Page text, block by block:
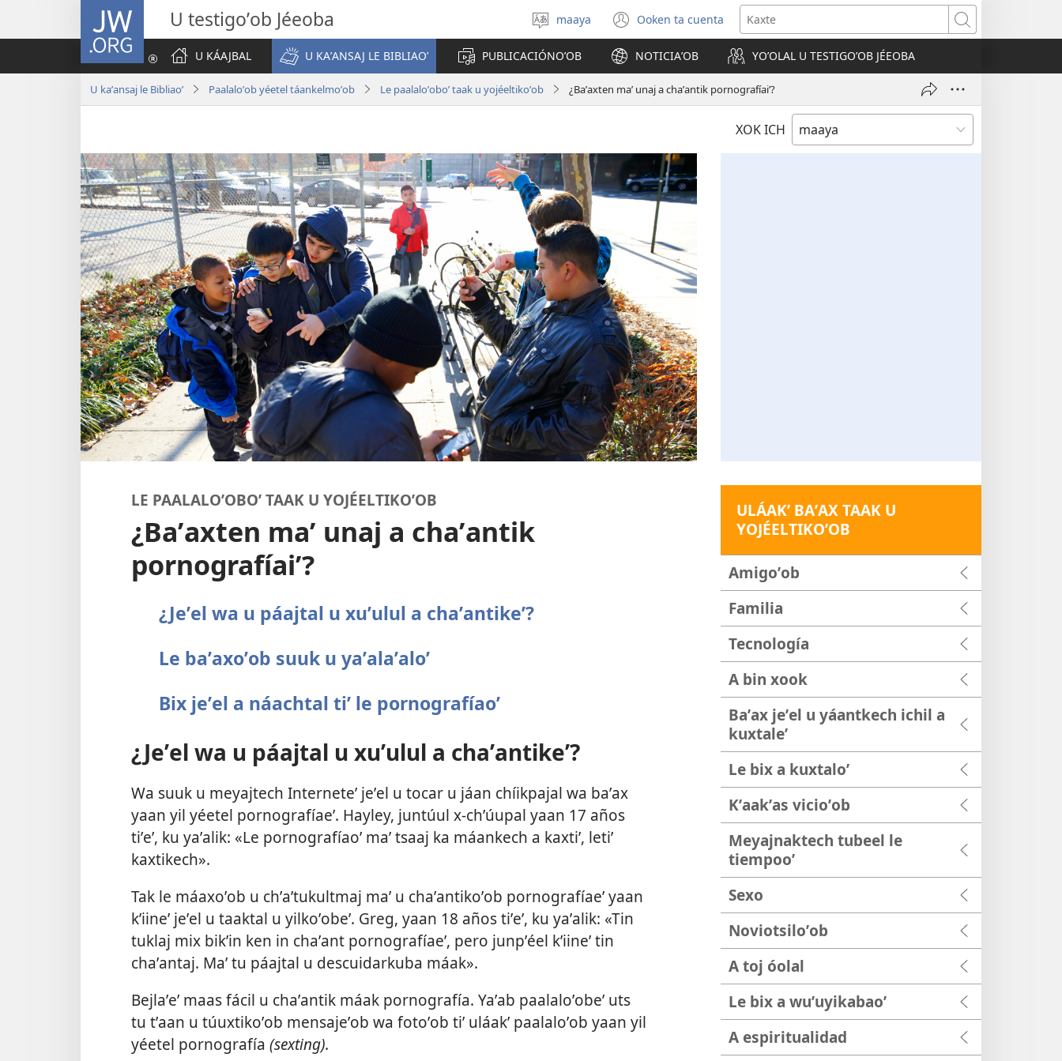
JW.ORG U testigoʼob Jéeoba
Yéey
u
idiomail
maaya Ooken ta cuenta
(opens
new
window)
Kaxte
U KÁAJBAL
U KAʼANSAJ LE BIBLIAOʼ PUBLICACIÓNOʼOB NOTICIAʼOB YOʼOLAL U TESTIGOʼOB JÉEOBA
U kaʼansaj le Bibliaoʼ Paalaloʼob yéetel táankelmoʼob Le paalaloʼoboʼ taak u yojéeltikoʼob ¿Baʼaxten maʼ unaj a chaʼantik pornografíaiʼ?
XOK ICH
LE PAALALOʼOBOʼ TAAK U YOJÉELTIKOʼOB
¿Baʼaxten maʼ unaj a chaʼantik
pornografíaiʼ?
¿Jeʼel wa u páajtal u xuʼulul a chaʼantikeʼ?
Le baʼaxoʼob suuk u yaʼalaʼaloʼ
Bix jeʼel a náachtal tiʼ le pornografíaoʼ
¿Jeʼel wa u páajtal u xuʼulul a chaʼantikeʼ?
Wa suuk u meyajtech Interneteʼ jeʼel u tocar u jáan chíikpajal wa baʼax
yaan yil yéetel pornografíaeʼ. Hayley, juntúul x-chʼúupal yaan 17 años
tiʼeʼ, ku yaʼalik: «Le pornografíaoʼ maʼ tsaaj ka máankech a kaxtiʼ, letiʼ
kaxtikech».
Tak le máaxoʼob u chʼaʼtukultmaj maʼ u chaʼantikoʼob pornografíaeʼ yaan
kʼiineʼ jeʼel u taaktal u yilkoʼobeʼ. Greg, yaan 18 años tiʼeʼ, ku yaʼalik: «Tin
tuklaj mix bikʼin ken in chaʼant pornografíaeʼ, pero junpʼéel kʼiineʼ tin
chaʼantaj. Maʼ tu páajtal u descuidarkuba máak».
Bejlaʼeʼ maas fácil u chaʼantik máak pornografía. Yaʼab paalaloʼobeʼ uts
tu tʼaan u túuxtikoʼob mensajeʼob wa fotoʼob tiʼ uláakʼ paalaloʼob yaan yil
yéetel pornografía (sexting).
ULÁAKʼ BAʼAX TAAK U
YOJÉELTIKOʼOB
Amigoʼob
Familia
Tecnología
A bin xook
Baʼax jeʼel u yáantkech ichil a
kuxtaleʼ
Le bix a kuxtaloʼ
Kʼaakʼas vicioʼob
Meyajnaktech tubeel le
tiempooʼ
Sexo
Noviotsiloʼob
A toj óolal
Le bix a wuʼuyikabaoʼ
A espiritualidad